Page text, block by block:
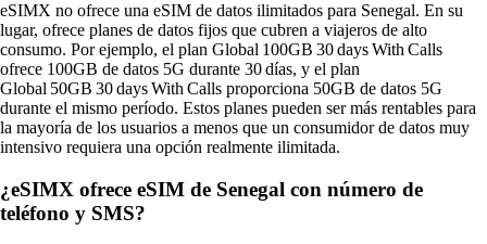
eSIMX no ofrece una eSIM de datos ilimitados para Senegal. En su
lugar, ofrece planes de datos fijos que cubren a viajeros de alto
consumo. Por ejemplo, el plan Global 100GB 30 days With Calls
ofrece 100GB de datos 5G durante 30 días, y el plan
Global 50GB 30 days With Calls proporciona 50GB de datos 5G
durante el mismo período. Estos planes pueden ser más rentables para
la mayoría de los usuarios a menos que un consumidor de datos muy
intensivo requiera una opción realmente ilimitada.
¿eSIMX ofrece eSIM de Senegal con número de
teléfono y SMS?